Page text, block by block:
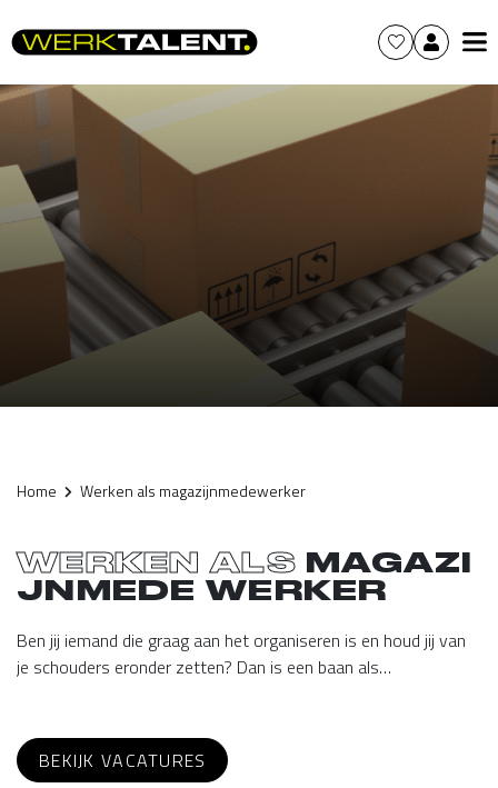
Home Werken als magazijnmedewerker
WERKEN ALS MAGAZI
JNMEDE WERKER
Ben jij iemand die graag aan het organiseren is en houd jij van
je schouders eronder zetten? Dan is een baan als
Welke dit zijn ontdek je hier! Lees snel verder of bekijk onze
openstaande magazijnmedewerker vacatures.
BEKIJK VACATURES